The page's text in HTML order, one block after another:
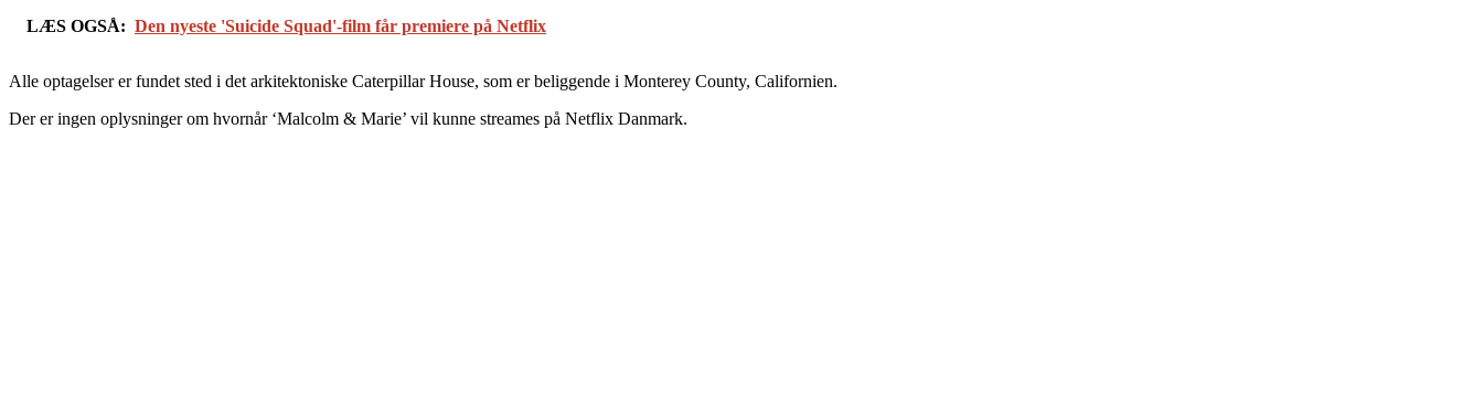
LÆS OGSÅ: Den nyeste 'Suicide Squad'-film får premiere på Netflix
Alle optagelser er fundet sted i det arkitektoniske Caterpillar House, som er beliggende i Monterey County, Californien.
Der er ingen oplysninger om hvornår ‘Malcolm & Marie’ vil kunne streames på Netflix Danmark.